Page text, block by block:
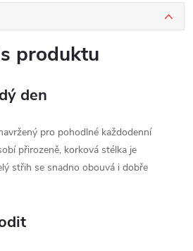
produktu
den
pro pohodlné každodenní
přirozeně, korková stélka je
střih se snadno obouvá i dobře